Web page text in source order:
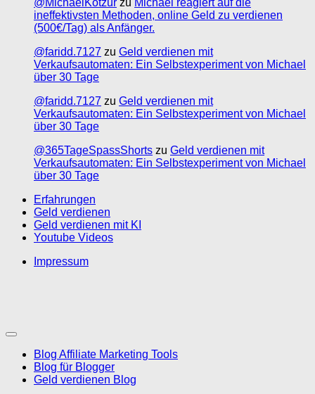
ineffektivsten Methoden, online Geld zu verdienen
(500€/Tag) als Anfänger.
@faridd.7127 zu Geld verdienen mit
Verkaufsautomaten: Ein Selbstexperiment von Michael
über 30 Tage
@faridd.7127 zu Geld verdienen mit
Verkaufsautomaten: Ein Selbstexperiment von Michael
über 30 Tage
@365TageSpassShorts zu Geld verdienen mit
Verkaufsautomaten: Ein Selbstexperiment von Michael
über 30 Tage
Erfahrungen
Geld verdienen
Geld verdienen mit KI
Youtube Videos
Impressum
Blog Affiliate Marketing Tools
Blog für Blogger
Geld verdienen Blog